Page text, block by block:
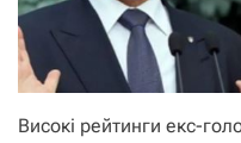
Високі рейтинги екс-